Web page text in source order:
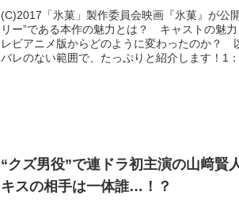
(C)2017「氷菓」製作委員会映画『氷菓』が公
リー”である本作の魅力とは？ キャストの魅
レビアニメ版からどのように変わったのか？
バレのない範囲で、たっぷりと紹介します！1：
“クズ男役”で連ドラ初主演の山﨑賢
キスの相手は一体誰…！？